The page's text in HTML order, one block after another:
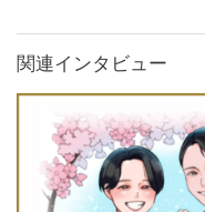
関連インタビュー